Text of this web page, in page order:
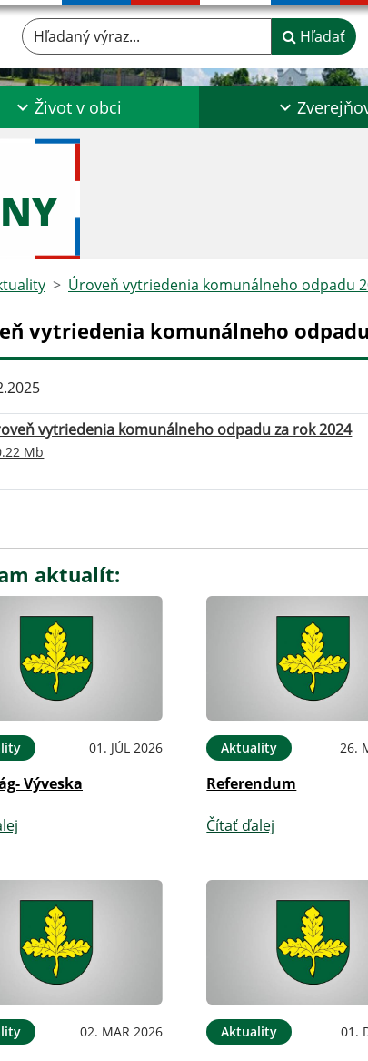
Hľadaný výraz... Hľadať
Život v obci
Úroveň vytriedenia komunálneho odpadu
vytriedenia komunálneho
vytriedenia komunálneho odpadu za rok 2024
Mb
aktualít:
01. JÚL 2026
Výveska
Aktuality 26.
Referendum
Čítať ďalej
02. MAR 2026 Aktuality 01.